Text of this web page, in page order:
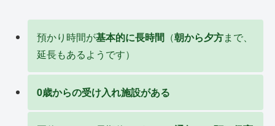
預かり時間が基本的に長時間 （朝から夕方まで、
延長もあるようです）
0歳からの受け入れ施設がある